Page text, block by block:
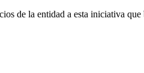
de la entidad a esta iniciativa